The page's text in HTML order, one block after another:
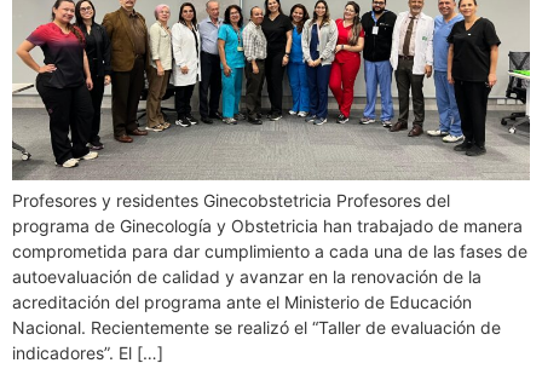
Profesores y residentes Ginecobstetricia Profesores del
programa de Ginecología y Obstetricia han trabajado de manera
comprometida para dar cumplimiento a cada una de las fases de
autoevaluación de calidad y avanzar en la renovación de la
acreditación del programa ante el Ministerio de Educación
Nacional. Recientemente se realizó el “Taller de evaluación de
indicadores”. El […]